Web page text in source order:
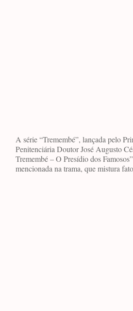
A série “Tremembé”, lançada pelo
Penitenciária Doutor José Augusto
Tremembé – O Presídio dos
mencionada na trama, que mistura